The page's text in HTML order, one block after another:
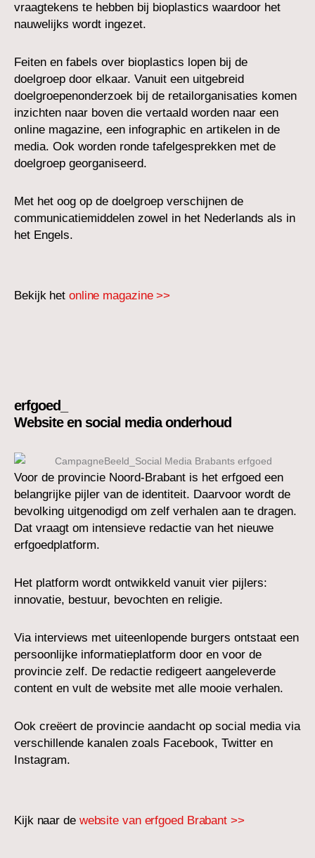
vraagtekens te hebben bij bioplastics waardoor het
nauwelijks wordt ingezet.
Feiten en fabels over bioplastics lopen bij de
doelgroep door elkaar. Vanuit een uitgebreid
doelgroepenonderzoek bij de retailorganisaties komen
inzichten naar boven die vertaald worden naar een
online magazine, een infographic en artikelen in de
media. Ook worden ronde tafelgesprekken met de
doelgroep georganiseerd.
Met het oog op de doelgroep verschijnen de
communicatiemiddelen zowel in het Nederlands als in
het Engels.
Bekijk het online magazine >>
erfgoed_
Website en social media onderhoud
Voor de provincie Noord-Brabant is het erfgoed een
belangrijke pijler van de identiteit. Daarvoor wordt de
bevolking uitgenodigd om zelf verhalen aan te dragen.
Dat vraagt om intensieve redactie van het nieuwe
erfgoedplatform.
Het platform wordt ontwikkeld vanuit vier pijlers:
innovatie, bestuur, bevochten en religie.
Via interviews met uiteenlopende burgers ontstaat een
persoonlijke informatieplatform door en voor de
provincie zelf. De redactie redigeert aangeleverde
content en vult de website met alle mooie verhalen.
Ook creëert de provincie aandacht op social media via
verschillende kanalen zoals Facebook, Twitter en
Instagram.
Kijk naar de website van erfgoed Brabant >>